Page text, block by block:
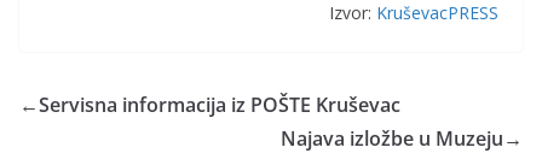
Izvor: KruševacPRESS
←Servisna informacija iz POŠTE Kruševac
Najava izložbe u Muzeju→